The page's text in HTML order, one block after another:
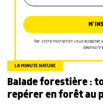
Par votre inscription vous acceptez
LA MINUTE NATURE
Balade forestière :
repérer en forêt au